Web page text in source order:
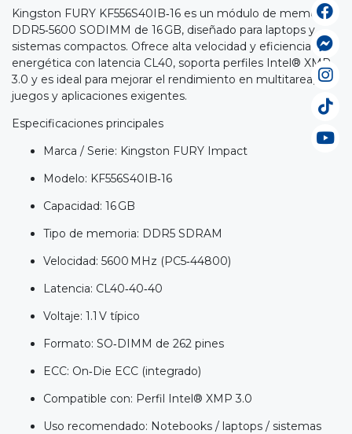
Kingston FURY KF556S40IB‑16 es un módulo de memoria
DDR5‑5600 SODIMM de 16 GB, diseñado para laptops y
sistemas compactos. Ofrece alta velocidad y eficiencia
energética con latencia CL40, soporta perfiles Intel® XMP
3.0 y es ideal para mejorar el rendimiento en multitarea,
juegos y aplicaciones exigentes.
Especificaciones principales
Marca / Serie: Kingston FURY Impact
Modelo: KF556S40IB‑16
Capacidad: 16 GB
Tipo de memoria: DDR5 SDRAM
Velocidad: 5600 MHz (PC5‑44800)
Latencia: CL40‑40‑40
Voltaje: 1.1 V típico
Formato: SO‑DIMM de 262 pines
ECC: On‑Die ECC (integrado)
Compatible con: Perfil Intel® XMP 3.0
Uso recomendado: Notebooks / laptops / sistemas